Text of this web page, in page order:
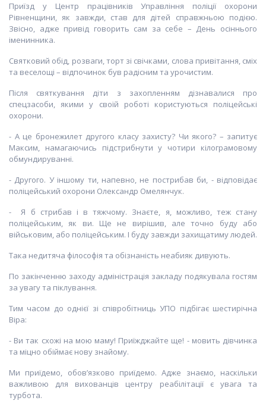
Приїзд у Центр працівників Управління поліції охорони
Рівненщини, як завжди, став для дітей справжньою подією.
Звісно, адже привід говорить сам за себе – День осіннього
іменинника.
Святковий обід, розваги, торт зі свічками, слова привітання, сміх
та веселощі – відпочинок був радісним та урочистим.
Після святкування діти з захопленням дізнавалися про
спецзасоби, якими у своїй роботі користуються поліцейські
охорони.
- А це бронежилет другого класу захисту? Чи якого? – запитує
Максим, намагаючись підстрибнути у чотири кілограмовому
обмундируванні.
- Другого. У іншому ти, напевно, не пострибав би, - відповідає
поліцейський охорони Олександр Омелянчук.
-
Я б стрибав і в тяжчому. Знаєте, я, можливо, теж стану
поліцейським, як ви. Ще не вирішив, але точно буду або
військовим, або поліцейським. І буду завжди захищатиму людей.
Така недитяча філософія та обізнаність неабияк дивують.
По закінченню заходу адміністрація закладу подякувала гостям
за увагу та піклування.
Тим часом до однієї зі співробітниць УПО підбігає шестирічна
Віра:
- Ви так схожі на мою маму! Приїжджайте ще! - мовить дівчинка
та міцно обіймає нову знайому.
Ми приїдемо, обов’язково приїдемо. Адже знаємо, наскільки
важливою для вихованців центру реабілітації є увага та
турбота.